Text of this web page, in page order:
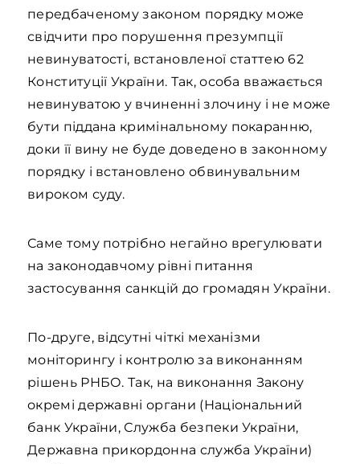
передбаченому законом порядку може
свідчити про порушення презумпції
невинуватості, встановленої статтею 62
Конституції України. Так, особа вважається
невинуватою у вчиненні злочину і не може
бути піддана кримінальному покаранню,
доки її вину не буде доведено в законному
порядку і встановлено обвинувальним
вироком суду.
Саме тому потрібно негайно врегулювати
на законодавчому рівні питання
застосування санкцій до громадян України.
По-друге, відсутні чіткі механізми
моніторингу і контролю за виконанням
рішень РНБО. Так, на виконання Закону
окремі державні органи (Національний
банк України, Служба безпеки України,
Державна прикордонна служба України)